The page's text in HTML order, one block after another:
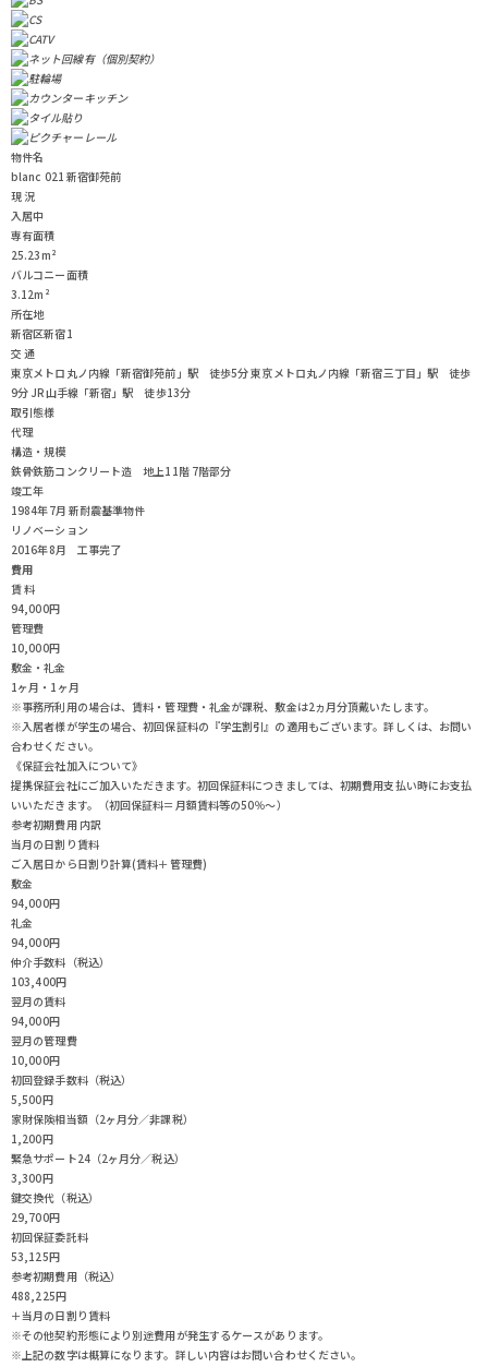
物件名
blanc 021 新宿御苑前
現 況
入居中
専有面積
25.23m²
バルコニー面積
3.12m²
所在地
新宿区新宿1
交 通
東京メトロ丸ノ内線「新宿御苑前」駅 徒歩5分東京メトロ丸ノ内線「新宿三丁目」駅 徒歩
9分 JR山手線「新宿」駅 徒歩13分
取引態様
代理
構造・規模
鉄骨鉄筋コンクリート造 地上11階 7階部分
竣工年
1984年7月 新耐震基準物件
リノベーション
2016年8月 工事完了
費用
賃 料
94,000円
管理費
10,000円
敷金・礼金
1ヶ月・1ヶ月
※事務所利用の場合は、賃料・管理費・礼金が課税、敷金は2ヵ月分頂戴いたします。
※入居者様が学生の場合、初回保証料の『学生割引』の適用もございます。詳しくは、お問い
合わせください。
《保証会社加入について》
提携保証会社にご加入いただきます。初回保証料につきましては、初期費用支払い時にお支払
いいただきます。（初回保証料＝月額賃料等の50％～）
参考初期費用 内訳
当月の日割り賃料
ご入居日から日割り計算(賃料＋管理費)
敷金
94,000円
礼金
94,000円
仲介手数料（税込）
103,400円
翌月の賃料
94,000円
翌月の管理費
10,000円
初回登録手数料（税込）
5,500円
家財保険相当額（2ヶ月分／非課税）
1,200円
緊急サポート24（2ヶ月分／税込）
3,300円
鍵交換代（税込）
29,700円
初回保証委託料
53,125円
参考初期費用（税込）
488,225円
＋当月の日割り賃料
※その他契約形態により別途費用が発生するケースがあります。
※上記の数字は概算になります。詳しい内容はお問い合わせください。